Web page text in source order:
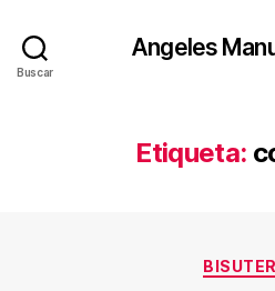
Buscar
Angeles
Etiqueta: